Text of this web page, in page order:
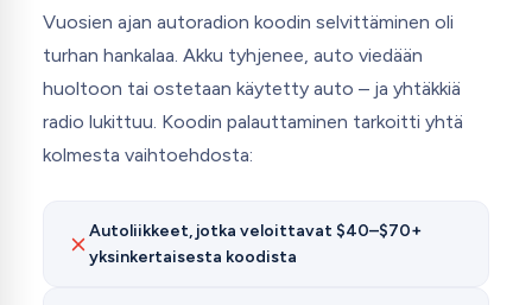
Vuosien ajan autoradion koodin selvittäminen oli
turhan hankalaa. Akku tyhjenee, auto viedään
huoltoon tai ostetaan käytetty auto – ja yhtäkkiä
radio lukittuu. Koodin palauttaminen tarkoitti yhtä
kolmesta vaihtoehdosta:
Autoliikkeet, jotka veloittavat $40–$70+
yksinkertaisesta koodista